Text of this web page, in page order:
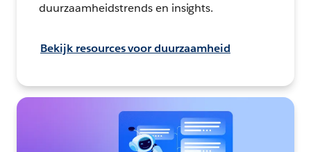
duurzaamheidstrends en insights.
Bekijk resources voor duurzaamheid